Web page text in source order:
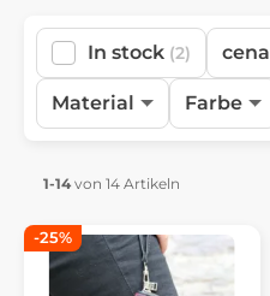
In stock (2) cena
Material Farbe
1-14 von 14 Artikeln
-25%